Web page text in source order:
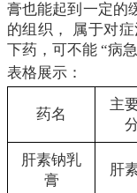
膏也能起到一定的
的组织， 属于对
下药，可不能 “病急
表格展示：
药名
主
肝素钠乳
膏
肝